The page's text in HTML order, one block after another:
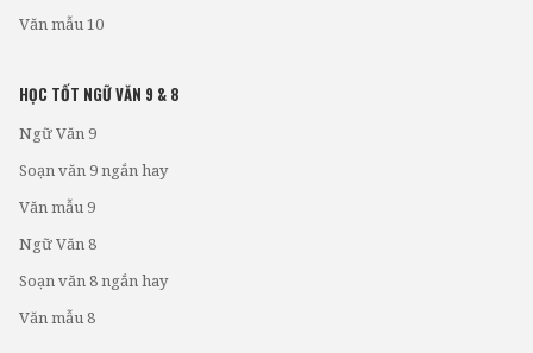
Văn mẫu 10
HỌC TỐT NGỮ VĂN 9 & 8
Ngữ Văn 9
Soạn văn 9 ngắn hay
Văn mẫu 9
Ngữ Văn 8
Soạn văn 8 ngắn hay
Văn mẫu 8